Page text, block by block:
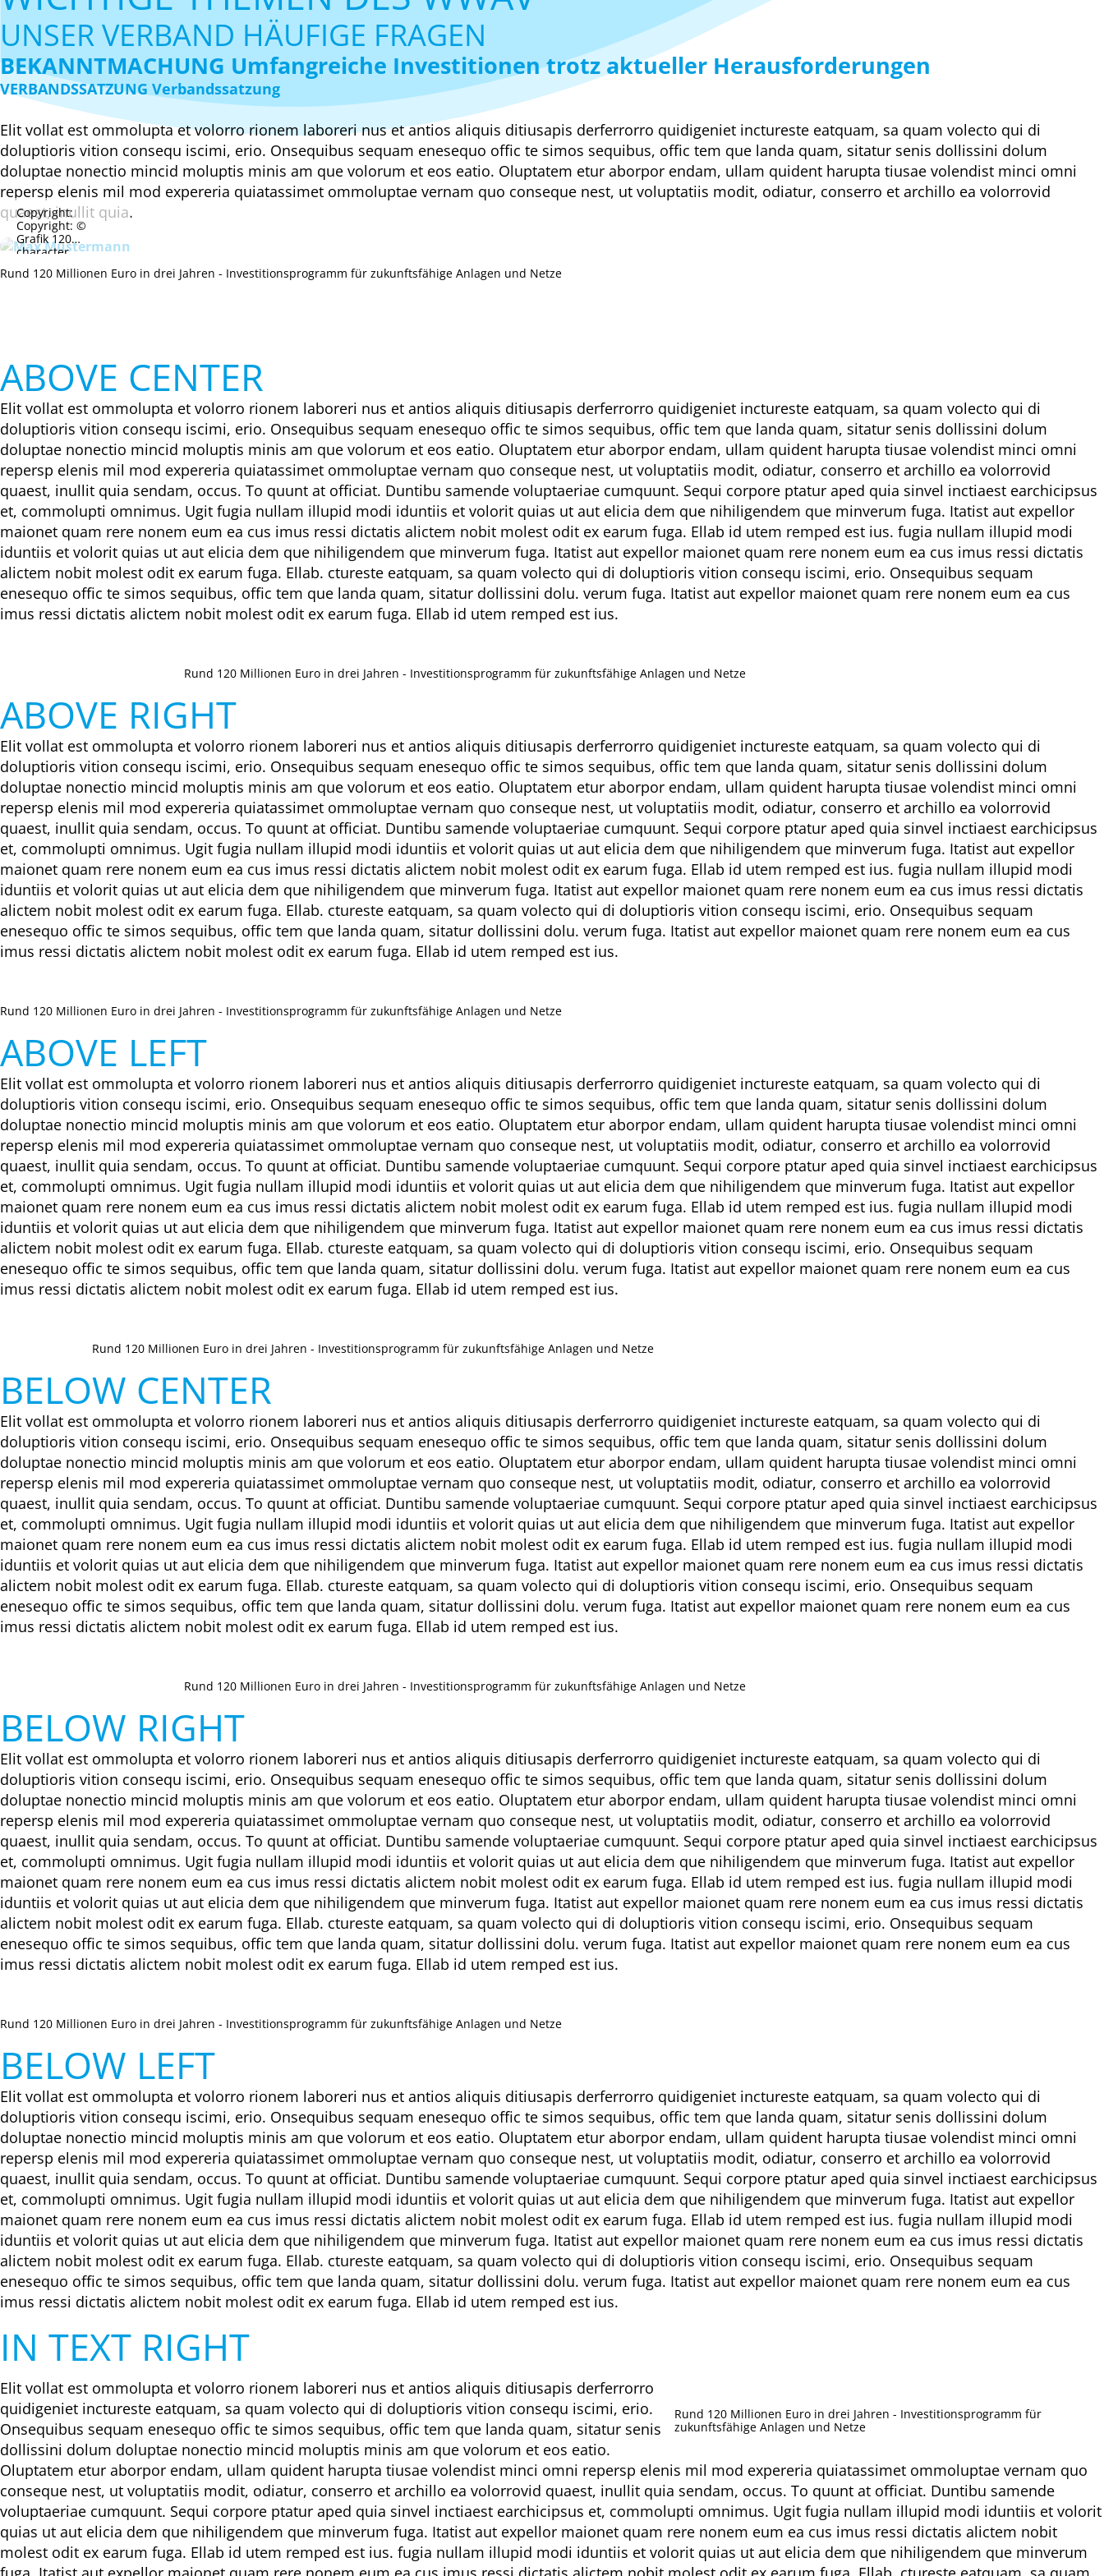
UNSER VERBAND HÄUFIGE FRAGEN
BEKANNTMACHUNG Umfangreiche Investitionen trotz aktueller Herausforderungen
VERBANDSSATZUNG Verbandssatzung
Elit vollat est ommolupta et volorro rionem laboreri nus et antios aliquis ditiusapis derferrorro quidigeniet inctureste eatquam, sa quam volecto qui di
doluptioris vition consequ iscimi, erio. Onsequibus sequam enesequo offic te simos sequibus, offic tem que landa quam, sitatur senis dollissini dolum
doluptae nonectio mincid moluptis minis am que volorum et eos eatio. Oluptatem etur aborpor endam, ullam quident harupta tiusae volendist minci omni
repersp elenis mil mod expereria quiatassimet ommoluptae vernam quo conseque nest, ut voluptatiis modit, odiatur, conserro et archillo ea volorrovid
quaest, inullit quia.
Copyright:
Copyright: ©
Grafik 120
character
number dolupta
tiandit harum
Rund 120 Millionen Euro in drei Jahren - Investitionsprogramm für zukunftsfähige Anlagen und Netze
ABOVE CENTER
Elit vollat est ommolupta et volorro rionem laboreri nus et antios aliquis ditiusapis derferrorro quidigeniet inctureste eatquam, sa quam volecto qui di
doluptioris vition consequ iscimi, erio. Onsequibus sequam enesequo offic te simos sequibus, offic tem que landa quam, sitatur senis dollissini dolum
doluptae nonectio mincid moluptis minis am que volorum et eos eatio. Oluptatem etur aborpor endam, ullam quident harupta tiusae volendist minci omni
repersp elenis mil mod expereria quiatassimet ommoluptae vernam quo conseque nest, ut voluptatiis modit, odiatur, conserro et archillo ea volorrovid
quaest, inullit quia sendam, occus. To quunt at officiat. Duntibu samende voluptaeriae cumquunt. Sequi corpore ptatur aped quia sinvel inctiaest earchicipsus
et, commolupti omnimus. Ugit fugia nullam illupid modi iduntiis et volorit quias ut aut elicia dem que nihiligendem que minverum fuga. Itatist aut expellor
maionet quam rere nonem eum ea cus imus ressi dictatis alictem nobit molest odit ex earum fuga. Ellab id utem remped est ius. fugia nullam illupid modi
iduntiis et volorit quias ut aut elicia dem que nihiligendem que minverum fuga. Itatist aut expellor maionet quam rere nonem eum ea cus imus ressi dictatis
alictem nobit molest odit ex earum fuga. Ellab. ctureste eatquam, sa quam volecto qui di doluptioris vition consequ iscimi, erio. Onsequibus sequam
enesequo offic te simos sequibus, offic tem que landa quam, sitatur dollissini dolu. verum fuga. Itatist aut expellor maionet quam rere nonem eum ea cus
imus ressi dictatis alictem nobit molest odit ex earum fuga. Ellab id utem remped est ius.
Rund 120 Millionen Euro in drei Jahren - Investitionsprogramm für zukunftsfähige Anlagen und Netze
ABOVE RIGHT
Elit vollat est ommolupta et volorro rionem laboreri nus et antios aliquis ditiusapis derferrorro quidigeniet inctureste eatquam, sa quam volecto qui di
doluptioris vition consequ iscimi, erio. Onsequibus sequam enesequo offic te simos sequibus, offic tem que landa quam, sitatur senis dollissini dolum
doluptae nonectio mincid moluptis minis am que volorum et eos eatio. Oluptatem etur aborpor endam, ullam quident harupta tiusae volendist minci omni
repersp elenis mil mod expereria quiatassimet ommoluptae vernam quo conseque nest, ut voluptatiis modit, odiatur, conserro et archillo ea volorrovid
quaest, inullit quia sendam, occus. To quunt at officiat. Duntibu samende voluptaeriae cumquunt. Sequi corpore ptatur aped quia sinvel inctiaest earchicipsus
et, commolupti omnimus. Ugit fugia nullam illupid modi iduntiis et volorit quias ut aut elicia dem que nihiligendem que minverum fuga. Itatist aut expellor
maionet quam rere nonem eum ea cus imus ressi dictatis alictem nobit molest odit ex earum fuga. Ellab id utem remped est ius. fugia nullam illupid modi
iduntiis et volorit quias ut aut elicia dem que nihiligendem que minverum fuga. Itatist aut expellor maionet quam rere nonem eum ea cus imus ressi dictatis
alictem nobit molest odit ex earum fuga. Ellab. ctureste eatquam, sa quam volecto qui di doluptioris vition consequ iscimi, erio. Onsequibus sequam
enesequo offic te simos sequibus, offic tem que landa quam, sitatur dollissini dolu. verum fuga. Itatist aut expellor maionet quam rere nonem eum ea cus
imus ressi dictatis alictem nobit molest odit ex earum fuga. Ellab id utem remped est ius.
Rund 120 Millionen Euro in drei Jahren - Investitionsprogramm für zukunftsfähige Anlagen und Netze
ABOVE LEFT
Elit vollat est ommolupta et volorro rionem laboreri nus et antios aliquis ditiusapis derferrorro quidigeniet inctureste eatquam, sa quam volecto qui di
doluptioris vition consequ iscimi, erio. Onsequibus sequam enesequo offic te simos sequibus, offic tem que landa quam, sitatur senis dollissini dolum
doluptae nonectio mincid moluptis minis am que volorum et eos eatio. Oluptatem etur aborpor endam, ullam quident harupta tiusae volendist minci omni
repersp elenis mil mod expereria quiatassimet ommoluptae vernam quo conseque nest, ut voluptatiis modit, odiatur, conserro et archillo ea volorrovid
quaest, inullit quia sendam, occus. To quunt at officiat. Duntibu samende voluptaeriae cumquunt. Sequi corpore ptatur aped quia sinvel inctiaest earchicipsus
et, commolupti omnimus. Ugit fugia nullam illupid modi iduntiis et volorit quias ut aut elicia dem que nihiligendem que minverum fuga. Itatist aut expellor
maionet quam rere nonem eum ea cus imus ressi dictatis alictem nobit molest odit ex earum fuga. Ellab id utem remped est ius. fugia nullam illupid modi
iduntiis et volorit quias ut aut elicia dem que nihiligendem que minverum fuga. Itatist aut expellor maionet quam rere nonem eum ea cus imus ressi dictatis
alictem nobit molest odit ex earum fuga. Ellab. ctureste eatquam, sa quam volecto qui di doluptioris vition consequ iscimi, erio. Onsequibus sequam
enesequo offic te simos sequibus, offic tem que landa quam, sitatur dollissini dolu. verum fuga. Itatist aut expellor maionet quam rere nonem eum ea cus
imus ressi dictatis alictem nobit molest odit ex earum fuga. Ellab id utem remped est ius.
Rund 120 Millionen Euro in drei Jahren - Investitionsprogramm für zukunftsfähige Anlagen und Netze
BELOW CENTER
Elit vollat est ommolupta et volorro rionem laboreri nus et antios aliquis ditiusapis derferrorro quidigeniet inctureste eatquam, sa quam volecto qui di
doluptioris vition consequ iscimi, erio. Onsequibus sequam enesequo offic te simos sequibus, offic tem que landa quam, sitatur senis dollissini dolum
doluptae nonectio mincid moluptis minis am que volorum et eos eatio. Oluptatem etur aborpor endam, ullam quident harupta tiusae volendist minci omni
repersp elenis mil mod expereria quiatassimet ommoluptae vernam quo conseque nest, ut voluptatiis modit, odiatur, conserro et archillo ea volorrovid
quaest, inullit quia sendam, occus. To quunt at officiat. Duntibu samende voluptaeriae cumquunt. Sequi corpore ptatur aped quia sinvel inctiaest earchicipsus
et, commolupti omnimus. Ugit fugia nullam illupid modi iduntiis et volorit quias ut aut elicia dem que nihiligendem que minverum fuga. Itatist aut expellor
maionet quam rere nonem eum ea cus imus ressi dictatis alictem nobit molest odit ex earum fuga. Ellab id utem remped est ius. fugia nullam illupid modi
iduntiis et volorit quias ut aut elicia dem que nihiligendem que minverum fuga. Itatist aut expellor maionet quam rere nonem eum ea cus imus ressi dictatis
alictem nobit molest odit ex earum fuga. Ellab. ctureste eatquam, sa quam volecto qui di doluptioris vition consequ iscimi, erio. Onsequibus sequam
enesequo offic te simos sequibus, offic tem que landa quam, sitatur dollissini dolu. verum fuga. Itatist aut expellor maionet quam rere nonem eum ea cus
imus ressi dictatis alictem nobit molest odit ex earum fuga. Ellab id utem remped est ius.
Rund 120 Millionen Euro in drei Jahren - Investitionsprogramm für zukunftsfähige Anlagen und Netze
BELOW RIGHT
Elit vollat est ommolupta et volorro rionem laboreri nus et antios aliquis ditiusapis derferrorro quidigeniet inctureste eatquam, sa quam volecto qui di
doluptioris vition consequ iscimi, erio. Onsequibus sequam enesequo offic te simos sequibus, offic tem que landa quam, sitatur senis dollissini dolum
doluptae nonectio mincid moluptis minis am que volorum et eos eatio. Oluptatem etur aborpor endam, ullam quident harupta tiusae volendist minci omni
repersp elenis mil mod expereria quiatassimet ommoluptae vernam quo conseque nest, ut voluptatiis modit, odiatur, conserro et archillo ea volorrovid
quaest, inullit quia sendam, occus. To quunt at officiat. Duntibu samende voluptaeriae cumquunt. Sequi corpore ptatur aped quia sinvel inctiaest earchicipsus
et, commolupti omnimus. Ugit fugia nullam illupid modi iduntiis et volorit quias ut aut elicia dem que nihiligendem que minverum fuga. Itatist aut expellor
maionet quam rere nonem eum ea cus imus ressi dictatis alictem nobit molest odit ex earum fuga. Ellab id utem remped est ius. fugia nullam illupid modi
iduntiis et volorit quias ut aut elicia dem que nihiligendem que minverum fuga. Itatist aut expellor maionet quam rere nonem eum ea cus imus ressi dictatis
alictem nobit molest odit ex earum fuga. Ellab. ctureste eatquam, sa quam volecto qui di doluptioris vition consequ iscimi, erio. Onsequibus sequam
enesequo offic te simos sequibus, offic tem que landa quam, sitatur dollissini dolu. verum fuga. Itatist aut expellor maionet quam rere nonem eum ea cus
imus ressi dictatis alictem nobit molest odit ex earum fuga. Ellab id utem remped est ius.
Rund 120 Millionen Euro in drei Jahren - Investitionsprogramm für zukunftsfähige Anlagen und Netze
BELOW LEFT
Elit vollat est ommolupta et volorro rionem laboreri nus et antios aliquis ditiusapis derferrorro quidigeniet inctureste eatquam, sa quam volecto qui di
doluptioris vition consequ iscimi, erio. Onsequibus sequam enesequo offic te simos sequibus, offic tem que landa quam, sitatur senis dollissini dolum
doluptae nonectio mincid moluptis minis am que volorum et eos eatio. Oluptatem etur aborpor endam, ullam quident harupta tiusae volendist minci omni
repersp elenis mil mod expereria quiatassimet ommoluptae vernam quo conseque nest, ut voluptatiis modit, odiatur, conserro et archillo ea volorrovid
quaest, inullit quia sendam, occus. To quunt at officiat. Duntibu samende voluptaeriae cumquunt. Sequi corpore ptatur aped quia sinvel inctiaest earchicipsus
et, commolupti omnimus. Ugit fugia nullam illupid modi iduntiis et volorit quias ut aut elicia dem que nihiligendem que minverum fuga. Itatist aut expellor
maionet quam rere nonem eum ea cus imus ressi dictatis alictem nobit molest odit ex earum fuga. Ellab id utem remped est ius. fugia nullam illupid modi
iduntiis et volorit quias ut aut elicia dem que nihiligendem que minverum fuga. Itatist aut expellor maionet quam rere nonem eum ea cus imus ressi dictatis
alictem nobit molest odit ex earum fuga. Ellab. ctureste eatquam, sa quam volecto qui di doluptioris vition consequ iscimi, erio. Onsequibus sequam
enesequo offic te simos sequibus, offic tem que landa quam, sitatur dollissini dolu. verum fuga. Itatist aut expellor maionet quam rere nonem eum ea cus
imus ressi dictatis alictem nobit molest odit ex earum fuga. Ellab id utem remped est ius.
IN TEXT RIGHT
Rund 120 Millionen Euro in drei Jahren - Investitionsprogramm für
zukunftsfähige Anlagen und Netze
Elit vollat est ommolupta et volorro rionem laboreri nus et antios aliquis ditiusapis derferrorro
quidigeniet inctureste eatquam, sa quam volecto qui di doluptioris vition consequ iscimi, erio.
Onsequibus sequam enesequo offic te simos sequibus, offic tem que landa quam, sitatur senis
dollissini dolum doluptae nonectio mincid moluptis minis am que volorum et eos eatio.
Oluptatem etur aborpor endam, ullam quident harupta tiusae volendist minci omni repersp elenis mil mod expereria quiatassimet ommoluptae vernam quo
conseque nest, ut voluptatiis modit, odiatur, conserro et archillo ea volorrovid quaest, inullit quia sendam, occus. To quunt at officiat. Duntibu samende
voluptaeriae cumquunt. Sequi corpore ptatur aped quia sinvel inctiaest earchicipsus et, commolupti omnimus. Ugit fugia nullam illupid modi iduntiis et volorit
quias ut aut elicia dem que nihiligendem que minverum fuga. Itatist aut expellor maionet quam rere nonem eum ea cus imus ressi dictatis alictem nobit
molest odit ex earum fuga. Ellab id utem remped est ius. fugia nullam illupid modi iduntiis et volorit quias ut aut elicia dem que nihiligendem que minverum